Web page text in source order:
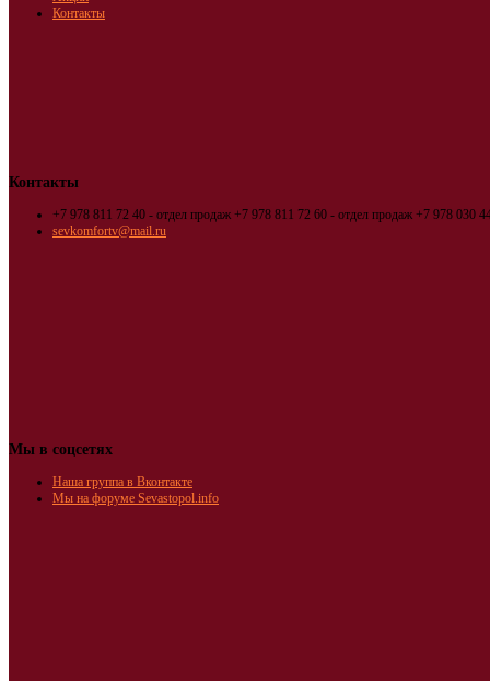
Контакты
Контакты
+7 978 811 72 40 - отдел продаж +7 978 811 72 60 - отдел продаж +7 978 030
sevkomfortv@mail.ru
Мы в соцсетях
Наша группа в Вконтакте
Мы на форуме Sevastopol.info